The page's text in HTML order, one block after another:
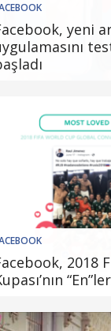
yeni
2018